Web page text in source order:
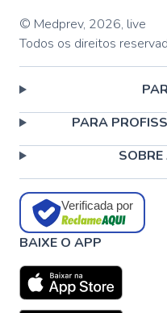
© Medprev, 2026, live
Todos os direitos
PARA
Verificada por
BAIXE O APP